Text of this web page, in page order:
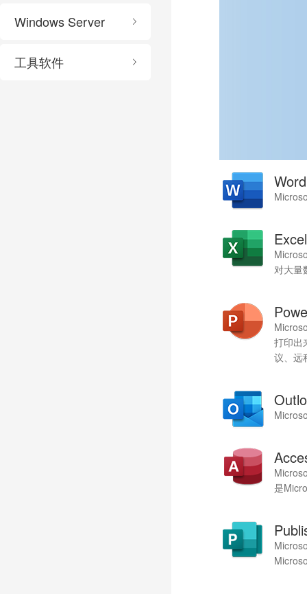
Windows Server
工具软件
Word
Excel
对大量
打印出
议、远
是